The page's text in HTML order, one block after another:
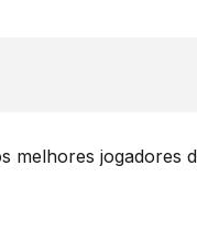
melhores jogadores